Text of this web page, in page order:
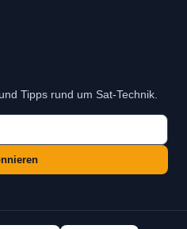
Tipps rund um Sat-Technik.